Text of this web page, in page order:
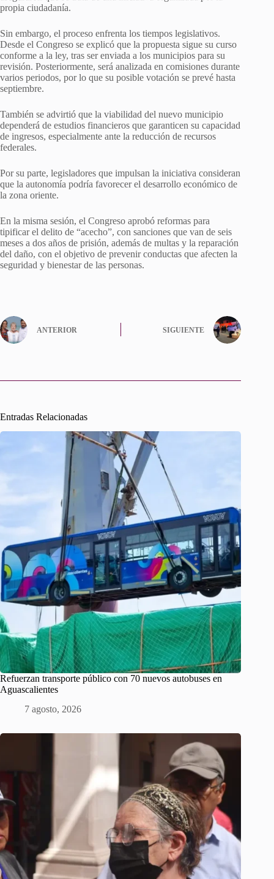
propia ciudadanía.
Sin embargo, el proceso enfrenta los tiempos legislativos.
Desde el Congreso se explicó que la propuesta sigue su curso
conforme a la ley, tras ser enviada a los municipios para su
revisión. Posteriormente, será analizada en comisiones durante
varios periodos, por lo que su posible votación se prevé hasta
septiembre.
También se advirtió que la viabilidad del nuevo municipio
dependerá de estudios financieros que garanticen su capacidad
de ingresos, especialmente ante la reducción de recursos
federales.
Por su parte, legisladores que impulsan la iniciativa consideran
que la autonomía podría favorecer el desarrollo económico de
la zona oriente.
En la misma sesión, el Congreso aprobó reformas para
tipificar el delito de “acecho”, con sanciones que van de seis
meses a dos años de prisión, además de multas y la reparación
del daño, con el objetivo de prevenir conductas que afecten la
seguridad y bienestar de las personas.
ANTERIOR SIGUIENTE
Entradas Relacionadas
Refuerzan transporte público con 70 nuevos autobuses en
Aguascalientes
7 agosto, 2026